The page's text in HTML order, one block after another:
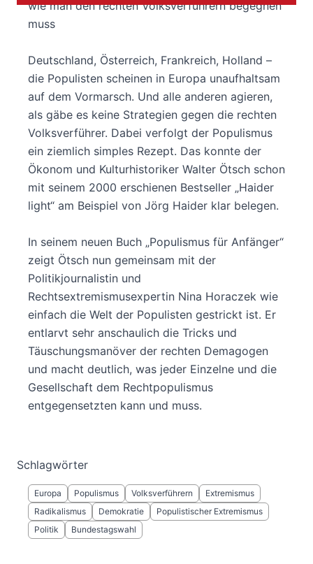
wie man den rechten Volksverführern begegnen
muss
Deutschland, Österreich, Frankreich, Holland –
die Populisten scheinen in Europa unaufhaltsam
auf dem Vormarsch. Und alle anderen agieren,
als gäbe es keine Strategien gegen die rechten
Volksverführer. Dabei verfolgt der Populismus
ein ziemlich simples Rezept. Das konnte der
Ökonom und Kulturhistoriker Walter Ötsch schon
mit seinem 2000 erschienen Bestseller „Haider
light“ am Beispiel von Jörg Haider klar belegen.
In seinem neuen Buch „Populismus für Anfänger“
zeigt Ötsch nun gemeinsam mit der
Politikjournalistin und
Rechtsextremismusexpertin Nina Horaczek wie
einfach die Welt der Populisten gestrickt ist. Er
entlarvt sehr anschaulich die Tricks und
Täuschungsmanöver der rechten Demagogen
und macht deutlich, was jeder Einzelne und die
Gesellschaft dem Rechtpopulismus
entgegensetzten kann und muss.
Schlagwörter
Europa Populismus Volksverführern
Extremismus
Radikalismus
Demokratie
Populistischer Extremismus
Politik
Bundestagswahl